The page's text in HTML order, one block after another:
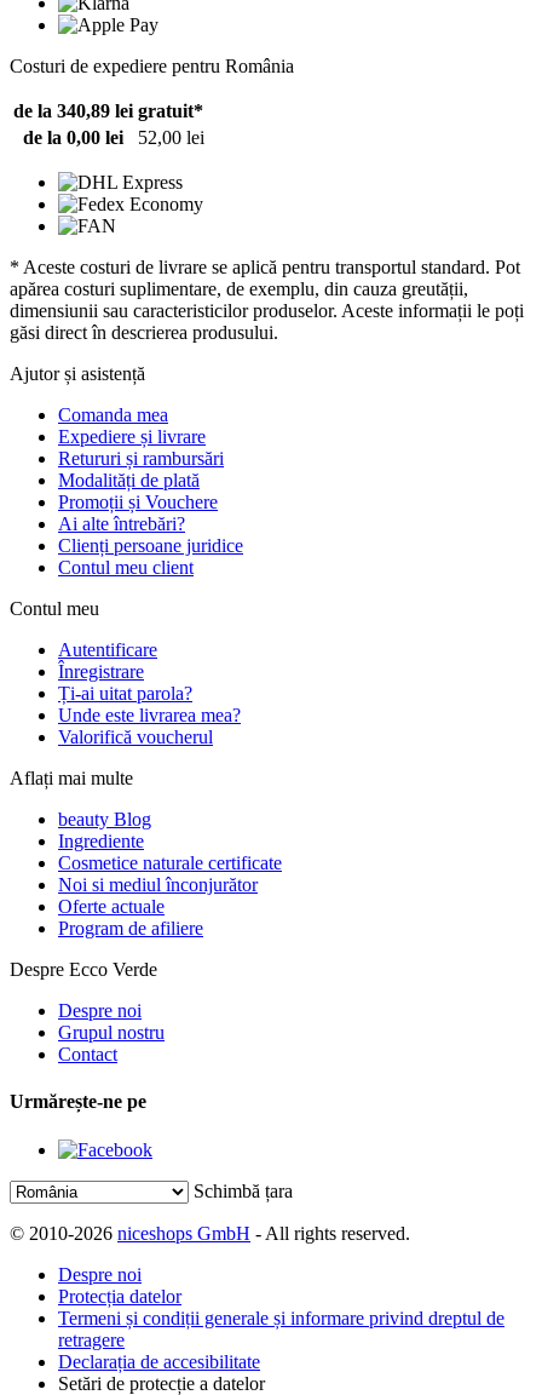
Costuri de expediere pentru România
de la 340,89 lei gratuit*
de la 0,00 lei
52,00 lei
* Aceste costuri de livrare se aplică pentru transportul standard. Pot
apărea costuri suplimentare, de exemplu, din cauza greutății,
dimensiunii sau caracteristicilor produselor. Aceste informații le poți
găsi direct în descrierea produsului.
Ajutor și asistență
Comanda mea
Expediere și livrare
Retururi și rambursări
Modalități de plată
Promoții și Vouchere
Ai alte întrebări?
Clienți persoane juridice
Contul meu client
Contul meu
Autentificare
Înregistrare
Ți-ai uitat parola?
Unde este livrarea mea?
Valorifică voucherul
Aflați mai multe
beauty Blog
Ingrediente
Cosmetice naturale certificate
Noi si mediul înconjurător
Oferte actuale
Program de afiliere
Despre Ecco Verde
Despre noi
Grupul nostru
Contact
Urmărește-ne pe
Schimbă țara
© 2010-2026 niceshops GmbH - All rights reserved.
Despre noi
Protecția datelor
Termeni și condiții generale și informare privind dreptul de
retragere
Declarația de accesibilitate
Setări de protecție a datelor